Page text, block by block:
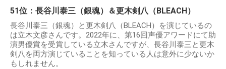
51位：長谷川泰三（銀魂）＆更木剣八（BLEACH）
長谷川泰三（銀魂）と更木剣八（BLEACH）を演じているの
は立木文彦さんです。2022年に、第16回声優アワードにて助
演男優賞を受賞している立木さんですが、長谷川泰三と更木
剣八を両方演じていることを知っている人は意外に少ないか
もしれません。